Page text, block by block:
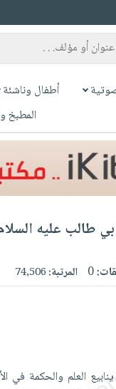
أطفال وناشئة
المطبخ
طالب عليه
0 المرتبة:74,506
ينابيع العلم والحكمة